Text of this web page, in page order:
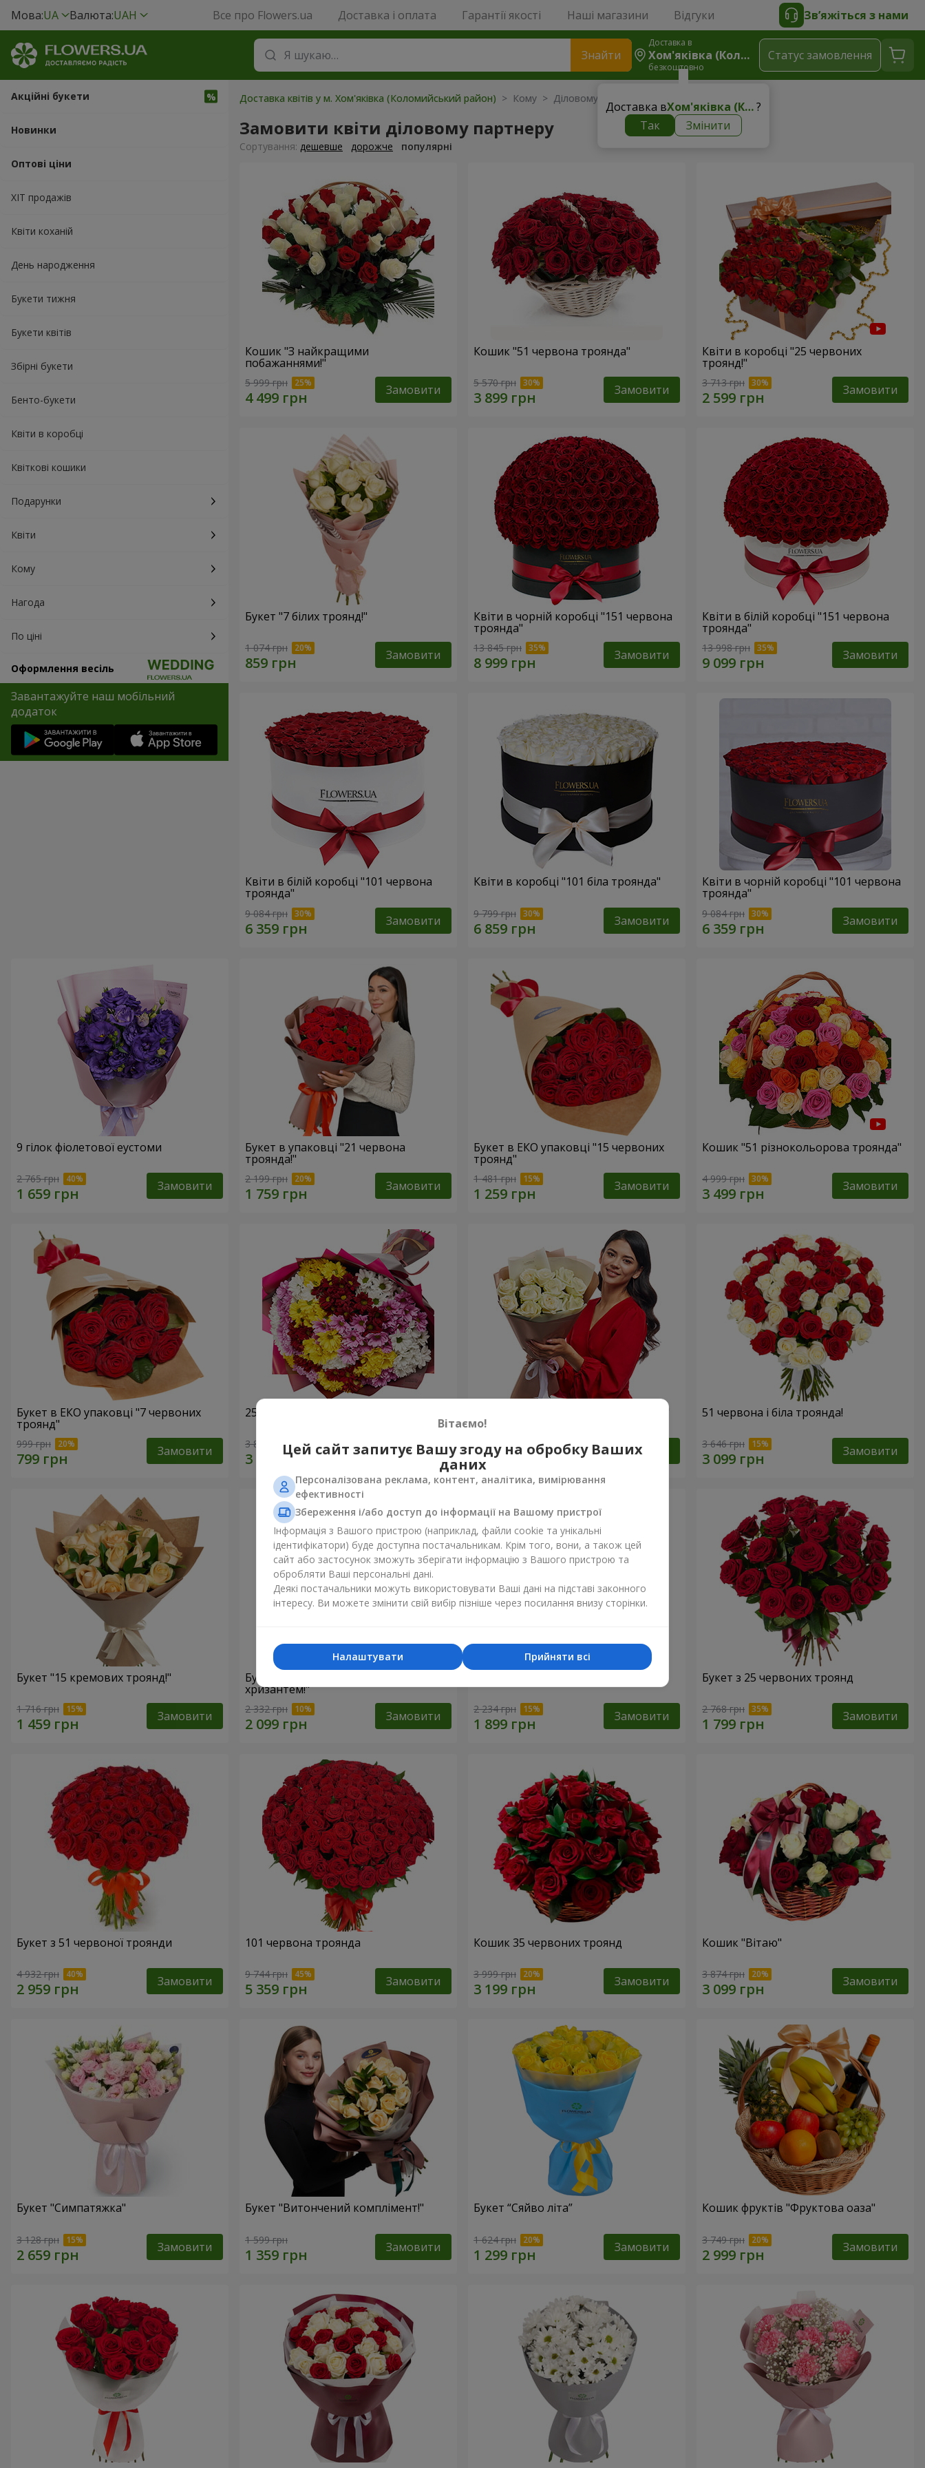
Мова:UA Валюта:UAH Все про Flowers.ua Доставка і оплата Гарантії якості Наші магазини Відгуки Зв’яжіться з нами
Знайти
Доставка в
Хом'яківка (Коломийський Район)
безкоштовно
Доставка в Хом'яківка (Коломийський район)?
Так
Змінити
Статус замовлення
Акційні букети
Новинки
Оптові ціни
ХІТ продажів
Квіти коханій
День народження
Букети тижня
Букети квітів
Збірні букети
Бенто-букети
Квіти в коробці
Квіткові кошики
Подарунки
Квіти
Кому
Нагода
По ціні
Оформлення весіль
Завантажуйте наш мобільний
додаток
Доставка квітів у м. Хом'яківка (Коломийський район) > Кому > Діловому партнеру
Замовити квіти діловому партнеру
Сортування: дешевше дорожче популярні
Кошик "З найкращими
побажаннями!"
5 999 грн Замовити
Кошик "51 червона троянда"
5 570 грн Замовити
Квіти в коробці "25 червоних
троянд!"
3 713 грн Замовити
Букет "7 білих троянд!"
1 074 грн Замовити
Квіти в чорній коробці "151 червона
троянда"
13 845 грн Замовити
Квіти в білій коробці "151 червона
троянда"
13 998 грн Замовити
Квіти в білій коробці "101 червона
троянда"
9 084 грн Замовити
Квіти в коробці "101 біла троянда"
9 799 грн Замовити
Квіти в чорній коробці "101 червона
троянда"
9 084 грн Замовити
9 гілок фіолетової еустоми
2 765 грн Замовити
Букет в упаковці "21 червона
троянда!"
2 199 грн Замовити
Букет в ЕКО упаковці "15 червоних
троянд"
1 481 грн Замовити
Кошик "51 різнокольорова троянда"
4 999 грн Замовити
Букет в ЕКО упаковці "7 червоних
троянд"
999 грн Замовити
25 різнокольорових хризантем!
3 874 грн Замовити 1 399 грн Замовити
51 червона і біла троянда!
3 646 грн Замовити
Букет "15 кремових троянд!"
1 716 грн Замовити
Букет"15 різнокольорових
хризантем!"
2 332 грн Замовити 2 234 грн Замовити
Букет з 25 червоних троянд
2 768 грн Замовити
Букет з 51 червоної троянди
4 932 грн Замовити
101 червона троянда
9 744 грн Замовити
Кошик 35 червоних троянд
3 999 грн Замовити
Кошик "Вітаю"
3 874 грн Замовити
Букет "Симпатяжка"
3 128 грн Замовити
Букет "Витончений комплімент!"
1 599 грн Замовити
Букет “Сяйво літа”
1 624 грн Замовити
Кошик фруктів "Фруктова оаза"
3 749 грн Замовити
Вітаємо!
Цей сайт запитує Вашу згоду на обробку Ваших
даних
Персоналізована реклама, контент, аналітика, вимірювання
ефективності
Збереження і/або доступ до інформації на Вашому пристрої
Інформація з Вашого пристрою (наприклад, файли cookie та унікальні
ідентифікатори) буде доступна постачальникам. Крім того, вони, а також цей
сайт або застосунок зможуть зберігати інформацію з Вашого пристрою та
обробляти Ваші персональні дані.
Деякі постачальники можуть використовувати Ваші дані на підставі законного
інтересу. Ви можете змінити свій вибір пізніше через посилання внизу сторінки.
Прийняти всі
Налаштувати